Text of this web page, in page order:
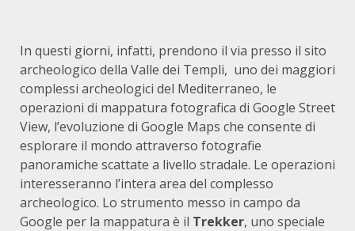
In questi giorni, infatti, prendono il via presso il sito
archeologico della Valle dei Templi, uno dei maggiori
complessi archeologici del Mediterraneo, le
operazioni di mappatura fotografica di Google Street
View, l’evoluzione di Google Maps che consente di
esplorare il mondo attraverso fotografie
panoramiche scattate a livello stradale. Le operazioni
interesseranno l’intera area del complesso
archeologico. Lo strumento messo in campo da
Google per la mappatura è il Trekker, uno speciale